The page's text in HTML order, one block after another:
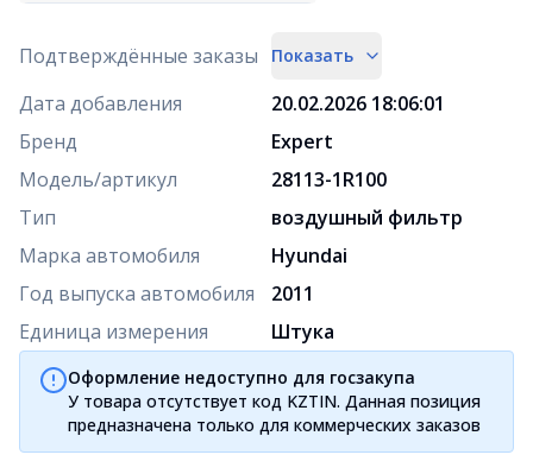
Подтверждённые заказы Показать
Дата добавления
20.02.2026 18:06:01
Бренд
Expert
Модель/артикул
28113-1R100
Тип
воздушный фильтр
Марка автомобиля
Hyundai
Год выпуска автомобиля
2011
Единица измерения
Штука
Оформление недоступно для госзакупа
У товара отсутствует код KZTIN. Данная позиция
предназначена только для коммерческих заказов